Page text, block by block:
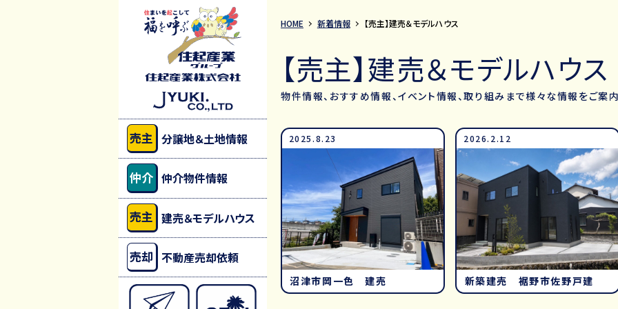
売主 分譲地＆土地情報
仲介 仲介物件情報
売主 建売＆モデルハウス
売却 不動産売却依頼
HOME 新着情報 【売主】建売＆モデルハウス
【売主】建売＆モデルハウス
物件情報、おすすめ情報、イベント情報、取り組みまで様々な情報をご案
2025.8.23
沼津市岡一色 建売
2026.2.12
新築建売 裾野市佐野戸建